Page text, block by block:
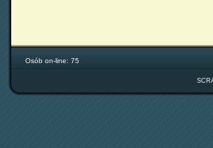
Osób on-line: 75